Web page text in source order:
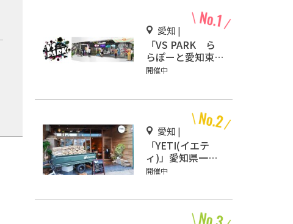
愛知 |
「VS PARK ら
らぽーと愛知東郷
店」話題沸騰
開催中
愛知 |
「YETI(イエテ
ィ)」愛知県一宮
市にオープン！キ
開催中